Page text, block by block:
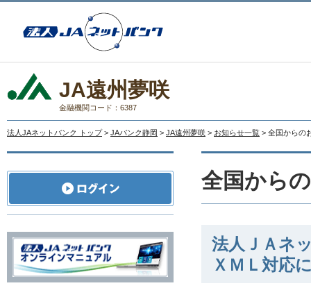
JA遠州夢咲
金融機関コード：6387
法人JAネットバンク トップ > JAバンク静岡 > JA遠州夢咲 > お知らせ一覧 > 全国からの
全国から
法人ＪＡネ
ＸＭＬ対応